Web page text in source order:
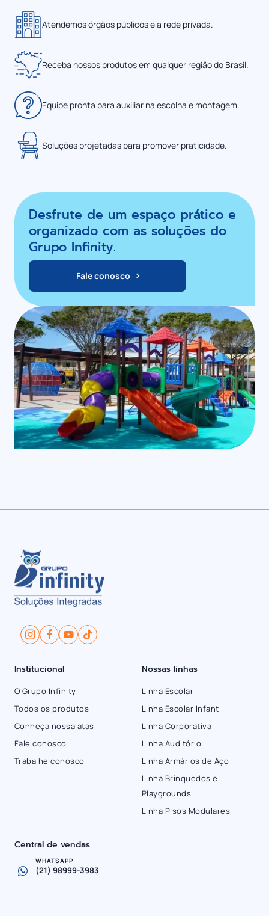
Atendemos órgãos públicos e a rede privada.
Receba nossos produtos em qualquer região do Brasil.
Equipe pronta para auxiliar na escolha e montagem.
Soluções projetadas para promover praticidade.
Desfrute de um espaço prático e
organizado com as soluções do
Grupo Infinity.
Fale conosco
Institucional
O Grupo Infinity
Todos os produtos
Conheça nossa atas
Fale conosco
Trabalhe conosco
Nossas linhas
Linha Escolar
Linha Escolar Infantil
Linha Corporativa
Linha Auditório
Linha Armários de Aço
Linha Brinquedos e
Playgrounds
Linha Pisos Modulares
Central de vendas
WHATSAPP
(21) 98999-3983